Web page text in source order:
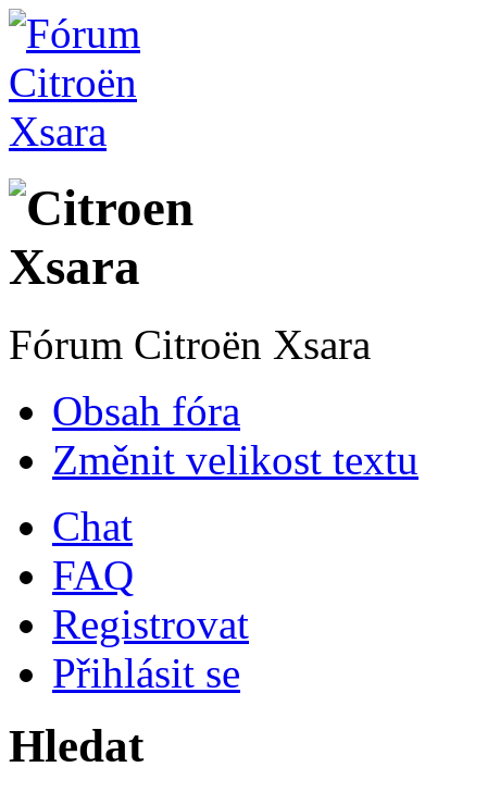
Fórum Citroën Xsara
Obsah fóra
Změnit velikost textu
Chat
FAQ
Registrovat
Přihlásit se
Hledat